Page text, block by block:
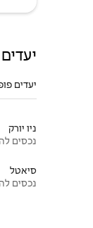
יעדים
ניו יורק
נכסים
סיאטל
נכסים